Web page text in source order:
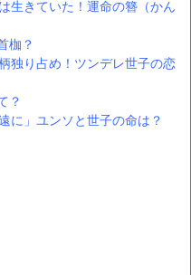
生きていた！運命の簪（かん
枷？
独り占め！ツンデレ世子の恋
？
に」ユンソと世子の命は？